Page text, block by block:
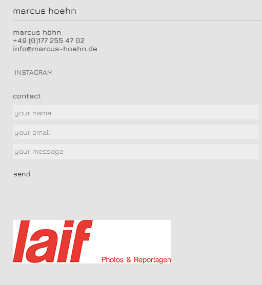
marcus hoehn
marcus höhn
+49 (0)177 255 47 02
info@marcus-hoehn.de
INSTAGRAM
contact